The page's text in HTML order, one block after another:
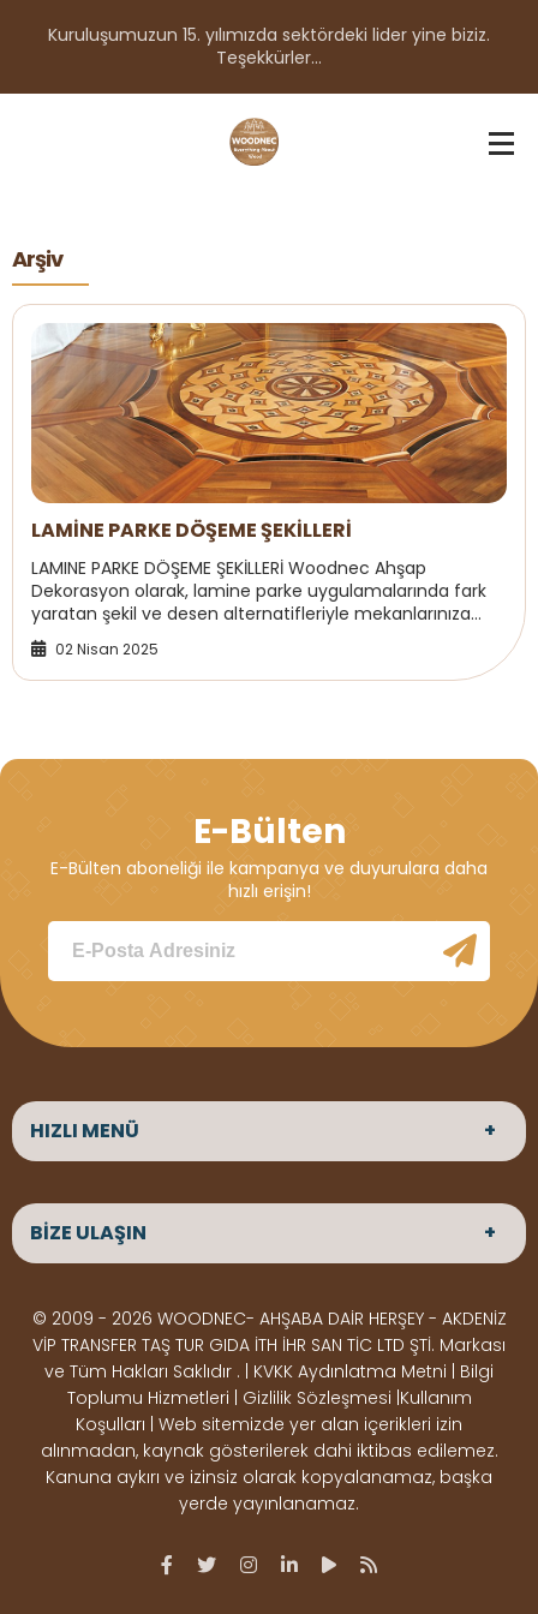
Kuruluşumuzun 15. yılımızda sektördeki lider yine biziz.
Teşekkürler...
Arşiv
LAMİNE PARKE DÖŞEME ŞEKİLLERİ
LAMINE PARKE DÖŞEME ŞEKİLLERİ Woodnec Ahşap
Dekorasyon olarak, lamine parke uygulamalarında fark
yaratan şekil ve desen alternatifleriyle mekanlarınıza
estetik katıyoruz. Farklı zevklere ve projelere ...
02 Nisan 2025
E-Bülten
E-Bülten aboneliği ile kampanya ve duyurulara daha
hızlı erişin!
HIZLI MENÜ
ANASAYFA
HAKKIMIZDA
ÜRÜNLER
Çeşitlerimiz
Çeşitlerimiz
Kereste
Çeşitlerimiz
Ahşap
Pergole
Ürünler
Deck Montaj
Ahşap
Dekorasyon
OSB,
BİZE ULAŞIN
BİZE ULAŞIN
Altınkale mah Osmangazi cad. no 355 Döşemealtı
Antalya
ÇALIŞMA SAATLERİ
Hafta içi : Haftaiçi 09:00 - 18:00
Hafta sonu : Cumartesi 10:00 - 15:00
İLETİŞİM
© 2009 - 2026 WOODNEC- AHŞABA DAİR HERŞEY - AKDENİZ
VİP TRANSFER TAŞ TUR GIDA İTH İHR SAN TİC LTD ŞTİ. Markası
ve Tüm Hakları Saklıdır . | KVKK Aydınlatma Metni | Bilgi
Toplumu Hizmetleri | Gizlilik Sözleşmesi |Kullanım
Koşulları | Web sitemizde yer alan içerikleri izin
alınmadan, kaynak gösterilerek dahi iktibas edilemez.
Kanuna aykırı ve izinsiz olarak kopyalanamaz, başka
yerde yayınlanamaz.